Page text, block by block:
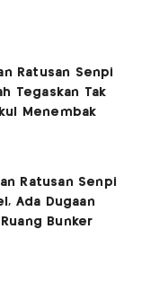
Ratusan Senpi
Tegaskan Tak
Menembak
Ratusan Senpi
Ada Dugaan
Bunker